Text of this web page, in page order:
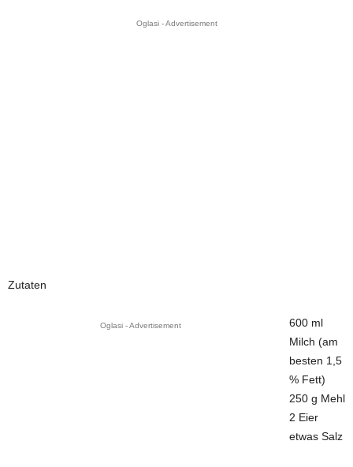
Oglasi - Advertisement
Zutaten
Oglasi - Advertisement
600 ml
Milch (am
besten 1,5
% Fett)
250 g Mehl
2 Eier
etwas Salz